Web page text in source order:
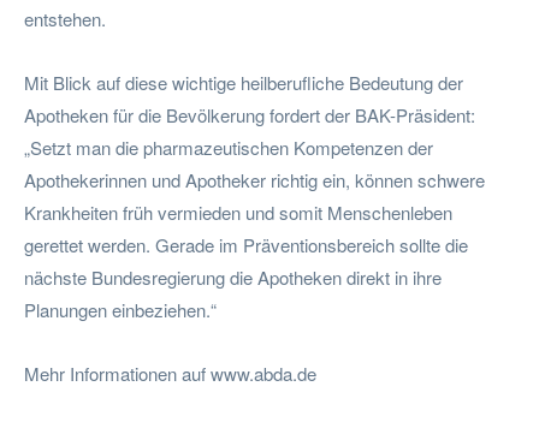
entstehen.
Mit Blick auf diese wichtige heilberufliche Bedeutung der
Apotheken für die Bevölkerung fordert der BAK-Präsident:
„Setzt man die pharmazeutischen Kompetenzen der
Apothekerinnen und Apotheker richtig ein, können schwere
Krankheiten früh vermieden und somit Menschenleben
gerettet werden. Gerade im Präventionsbereich sollte die
nächste Bundesregierung die Apotheken direkt in ihre
Planungen einbeziehen.“
Mehr Informationen auf www.abda.de